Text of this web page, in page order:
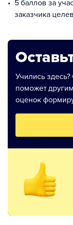
5 баллов за
заказчика
Учились
поможет
оценок